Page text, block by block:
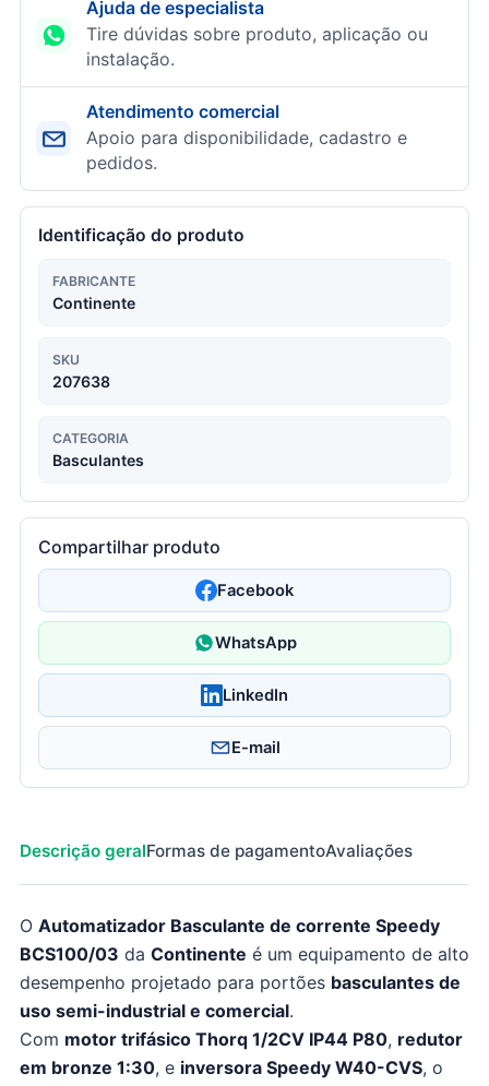
Ajuda de especialista
Tire dúvidas sobre produto, aplicação ou
instalação.
Atendimento comercial
Apoio para disponibilidade, cadastro e
pedidos.
Identificação do produto
FABRICANTE
Continente
SKU
207638
CATEGORIA
Basculantes
Compartilhar produto
Facebook
WhatsApp
LinkedIn
E-mail
Descrição geralFormas de pagamentoAvaliações
O Automatizador Basculante de corrente Speedy
BCS100/03 da Continente é um equipamento de alto
desempenho projetado para portões basculantes de
uso semi-industrial e comercial.
Com motor trifásico Thorq 1/2CV IP44 P80, redutor
em bronze 1:30, e inversora Speedy W40-CVS, o